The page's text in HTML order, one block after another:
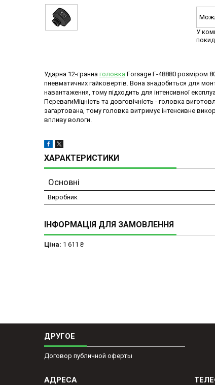
У
Ударна 12-гранна головка Forsage F-48880 розміром
пневматичних гайковертів. Вона знадобиться для
навантаження, тому підходить для інтенсивної
ПеревагиМіцність та довговічність - головка
загартована, тому головка витримує інтенсивне
впливу вологи.
ХАРАКТЕРИСТИКИ
Основні
Виробник
ІНФОРМАЦІЯ ДЛЯ ЗАМОВЛЕННЯ
Ціна: 1 611 ₴
ДРУГОЕ
Договор публичной оферты